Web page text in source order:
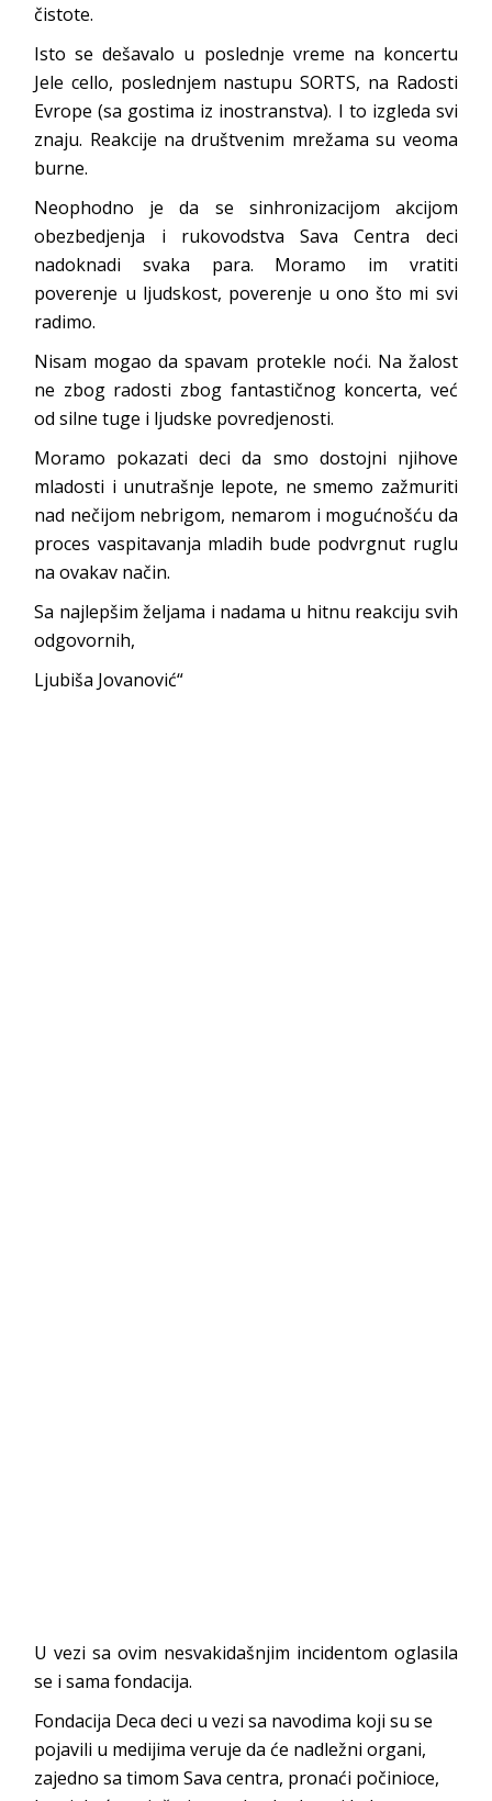
čistote.
Isto se dešavalo u poslednje vreme na koncertu
Jele cello, poslednjem nastupu SORTS, na Radosti
Evrope (sa gostima iz inostranstva). I to izgleda svi
znaju. Reakcije na društvenim mrežama su veoma
burne.
Neophodno je da se sinhronizacijom akcijom
obezbedjenja i rukovodstva Sava Centra deci
nadoknadi svaka para. Moramo im vratiti
poverenje u ljudskost, poverenje u ono što mi svi
radimo.
Nisam mogao da spavam protekle noći. Na žalost
ne zbog radosti zbog fantastičnog koncerta, već
od silne tuge i ljudske povredjenosti.
Moramo pokazati deci da smo dostojni njihove
mladosti i unutrašnje lepote, ne smemo zažmuriti
nad nečijom nebrigom, nemarom i mogućnošću da
proces vaspitavanja mladih bude podvrgnut ruglu
na ovakav način.
Sa najlepšim željama i nadama u hitnu reakciju svih
odgovornih,
Ljubiša Jovanović“
U vezi sa ovim nesvakidašnjim incidentom oglasila
se i sama fondacija.
Fondacija Deca deci u vezi sa navodima koji su se
pojavili u medijima veruje da će nadležni organi,
zajedno sa timom Sava centra, pronaći počinioce,